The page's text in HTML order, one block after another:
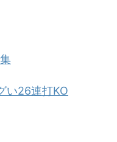
い26連打KO